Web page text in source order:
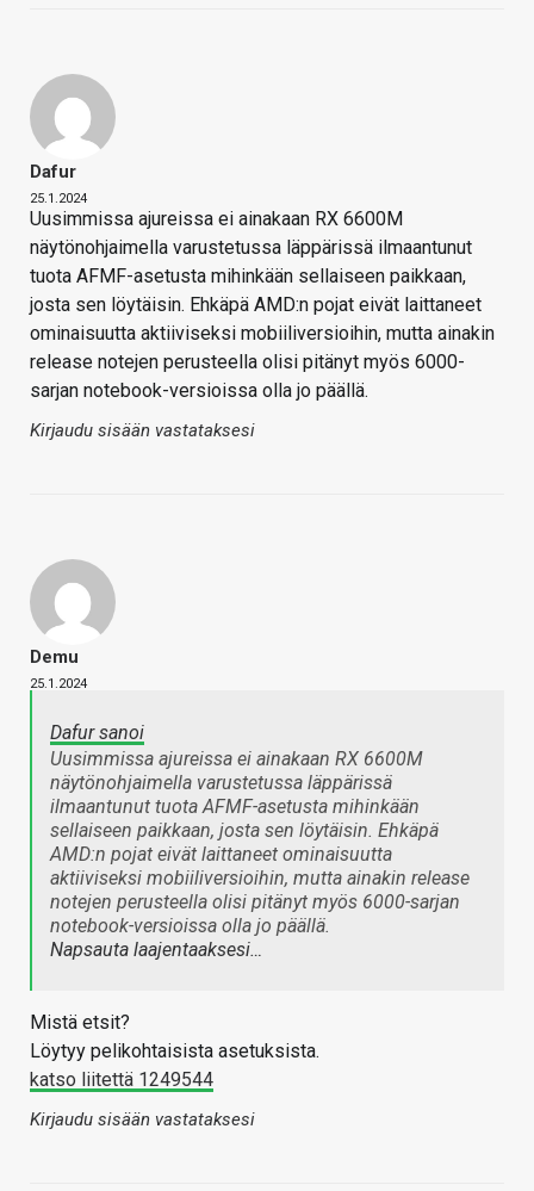
Dafur
25.1.2024
Uusimmissa ajureissa ei ainakaan RX 6600M
näytönohjaimella varustetussa läppärissä ilmaantunut
tuota AFMF-asetusta mihinkään sellaiseen paikkaan,
josta sen löytäisin. Ehkäpä AMD:n pojat eivät laittaneet
ominaisuutta aktiiviseksi mobiiliversioihin, mutta ainakin
release notejen perusteella olisi pitänyt myös 6000-
sarjan notebook-versioissa olla jo päällä.
Kirjaudu sisään vastataksesi
Demu
25.1.2024
Dafur sanoi
Uusimmissa ajureissa ei ainakaan RX 6600M
näytönohjaimella varustetussa läppärissä
ilmaantunut tuota AFMF-asetusta mihinkään
sellaiseen paikkaan, josta sen löytäisin. Ehkäpä
AMD:n pojat eivät laittaneet ominaisuutta
aktiiviseksi mobiiliversioihin, mutta ainakin release
notejen perusteella olisi pitänyt myös 6000-sarjan
notebook-versioissa olla jo päällä.
Napsauta laajentaaksesi…
Mistä etsit?
Löytyy pelikohtaisista asetuksista.
katso liitettä 1249544
Kirjaudu sisään vastataksesi